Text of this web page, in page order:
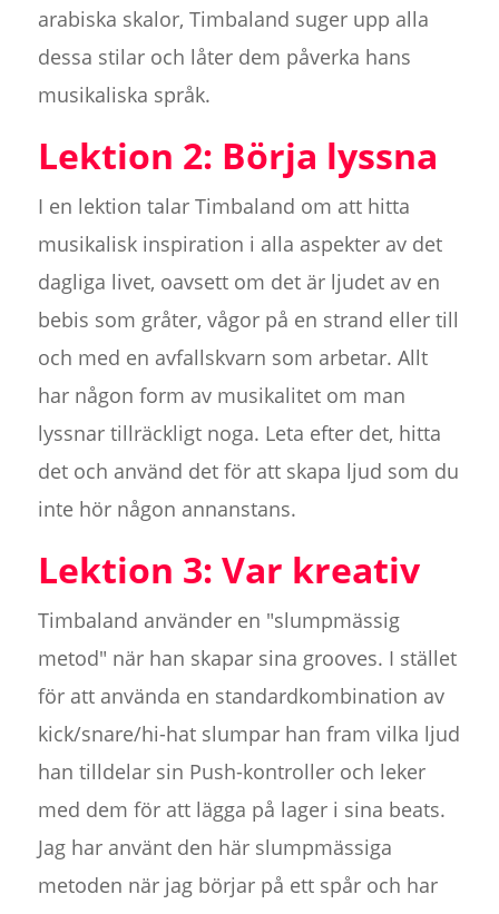
arabiska skalor, Timbaland suger upp alla
dessa stilar och låter dem påverka hans
musikaliska språk.
Lektion 2: Börja lyssna
I en lektion talar Timbaland om att hitta
musikalisk inspiration i alla aspekter av det
dagliga livet, oavsett om det är ljudet av en
bebis som gråter, vågor på en strand eller till
och med en avfallskvarn som arbetar. Allt
har någon form av musikalitet om man
lyssnar tillräckligt noga. Leta efter det, hitta
det och använd det för att skapa ljud som du
inte hör någon annanstans.
Lektion 3: Var kreativ
Timbaland använder en "slumpmässig
metod" när han skapar sina grooves. I stället
för att använda en standardkombination av
kick/snare/hi-hat slumpar han fram vilka ljud
han tilldelar sin Push-kontroller och leker
med dem för att lägga på lager i sina beats.
Jag har använt den här slumpmässiga
metoden när jag börjar på ett spår och har